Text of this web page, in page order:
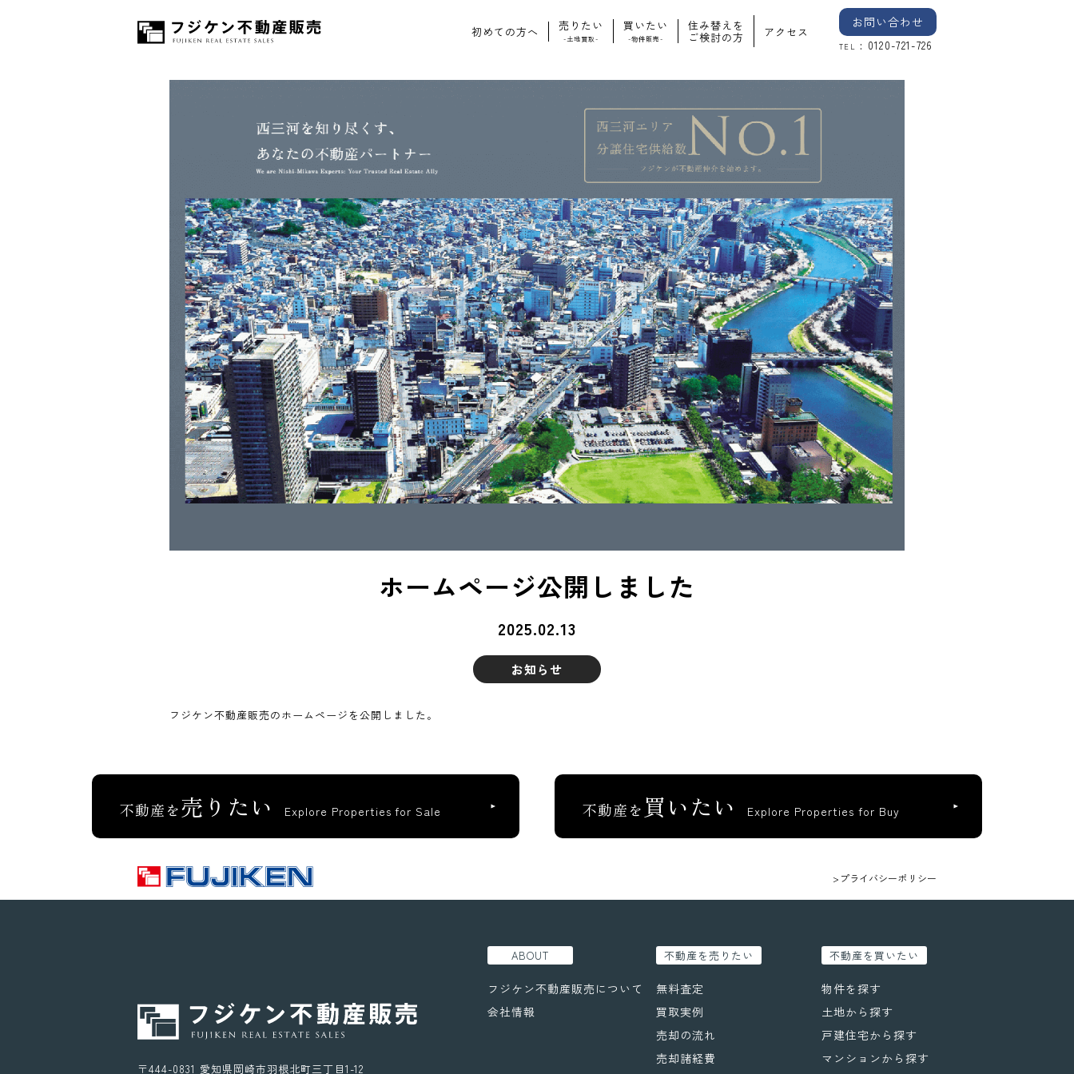
初めての方へ 売りたい
-土地買取-
買いたい
-物件販売-
住み替えを
ご検討の方 アクセス
お問い合わせ
TEL : 0120-721-726
ホームページ公開しました
2025.02.13
お知らせ
フジケン不動産販売のホームページを公開しました。
不動産を売りたい Explore Properties for Sale 不動産を 買いたい Explore Properties for Buy
>プライバシーポリシー
〒444-0831 愛知県岡崎市羽根北町三丁目1-12
ABOUT
フジケン不動産販売について
会社情報
不動産を売りたい
無料査定
買取実例
売却の流れ
売却諸経費
不動産を買いたい
物件を探す
土地から探す
戸建住宅から探す
マンションから探す